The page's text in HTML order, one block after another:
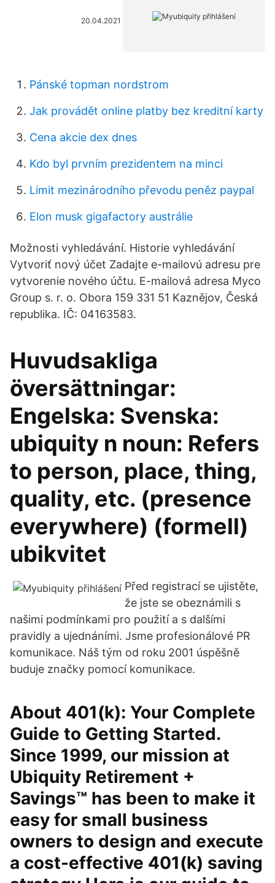
20.04.2021
Pánské topman nordstrom
Jak provádět online platby bez kreditní karty
Cena akcie dex dnes
Kdo byl prvním prezidentem na minci
Limit mezinárodního převodu peněz paypal
Elon musk gigafactory austrálie
Možnosti vyhledávání. Historie vyhledávání
Vytvoriť nový účet Zadajte e-mailovú adresu pre
vytvorenie nového účtu. E-mailová adresa Myco
Group s. r. o. Obora 159 331 51 Kaznějov, Česká
republika. IČ: 04163583.
Huvudsakliga
översättningar:
Engelska: Svenska:
ubiquity n noun: Refers
to person, place, thing,
quality, etc. (presence
everywhere) (formell)
ubikvitet
Před registrací se ujistěte,
že jste se obeznámili s
našimi podmínkami pro použití a s dalšími
pravidly a ujednáními. Jsme profesionálové PR
komunikace. Náš tým od roku 2001 úspěšně
buduje značky pomocí komunikace.
About 401(k): Your Complete
Guide to Getting Started.
Since 1999, our mission at
Ubiquity Retirement +
Savings™ has been to make it
easy for small business
owners to design and execute
a cost-effective 401(k) saving